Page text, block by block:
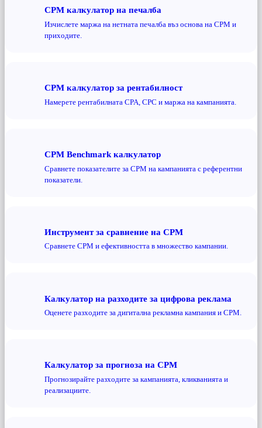
CPM калкулатор на печалба
Изчислете маржа на нетната печалба въз основа на CPM и
приходите.
CPM калкулатор за рентабилност
Намерете рентабилната CPA, CPC и маржа на кампанията.
CPM Benchmark калкулатор
Сравнете показателите за CPM на кампанията с референтни
показатели.
Инструмент за сравнение на CPM
Сравнете CPM и ефективността в множество кампании.
Калкулатор на разходите за цифрова реклама
Оценете разходите за дигитална рекламна кампания и CPM.
Калкулатор за прогноза на CPM
Прогнозирайте разходите за кампанията, кликванията и
реализациите.